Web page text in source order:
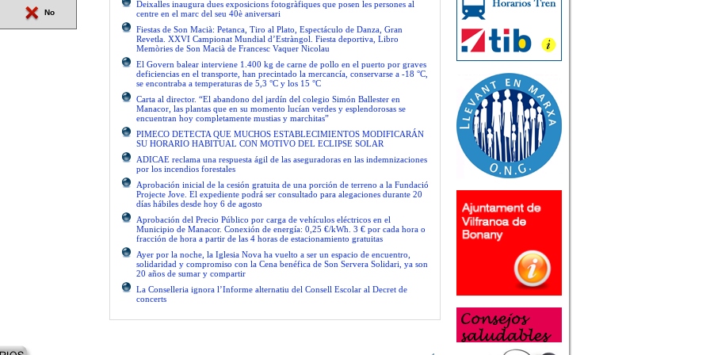
No
Deixalles inaugura dues exposicions fotogràfiques que posen les persones al
centre en el marc del seu 40è aniversari
Fiestas de Son Macià: Petanca, Tiro al Plato, Espectáculo de Danza, Gran
Revetla. XXVI Campionat Mundial d’Estràngol. Fiesta deportiva, Libro
Memòries de Son Macià de Francesc Vaquer Nicolau
El Govern balear interviene 1.400 kg de carne de pollo en el puerto por graves
deficiencias en el transporte, han precintado la mercancía, conservarse a -18 °C,
se encontraba a temperaturas de 5,3 °C y los 15 °C
Carta al director. “El abandono del jardín del colegio Simón Ballester en
Manacor, las plantas que en su momento lucían verdes y esplendorosas se
encuentran hoy completamente mustias y marchitas”
PIMECO DETECTA QUE MUCHOS ESTABLECIMIENTOS MODIFICARÁN
SU HORARIO HABITUAL CON MOTIVO DEL ECLIPSE SOLAR
ADICAE reclama una respuesta ágil de las aseguradoras en las indemnizaciones
por los incendios forestales
Aprobación inicial de la cesión gratuita de una porción de terreno a la Fundació
Projecte Jove. El expediente podrá ser consultado para alegaciones durante 20
días hábiles desde hoy 6 de agosto
Aprobación del Precio Público por carga de vehículos eléctricos en el
Municipio de Manacor. Conexión de energía: 0,25 €/kWh. 3 € por cada hora o
fracción de hora a partir de las 4 horas de estacionamiento gratuitas
Ayer por la noche, la Iglesia Nova ha vuelto a ser un espacio de encuentro,
solidaridad y compromiso con la Cena benéfica de Son Servera Solidari, ya son
20 años de sumar y compartir
La Conselleria ignora l’Informe alternatiu del Consell Escolar al Decret de
concerts